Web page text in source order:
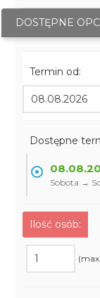
DOSTĘPNE
Termin od:
Dostępne
Sobota →
Ilość osób: